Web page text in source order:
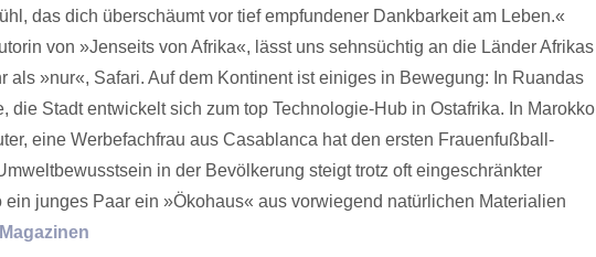
das dich überschäumt vor tief empfundener Dankbarkeit am Leben.«
von »Jenseits von Afrika«, lässt uns sehnsüchtig an die Länder Afrikas
als »nur«, Safari. Auf dem Kontinent ist einiges in Bewegung: In Ruandas
die Stadt entwickelt sich zum top Technologie-Hub in Ostafrika. In Marokko
eine Werbefachfrau aus Casablanca hat den ersten Frauenfußball-
in der Bevölkerung steigt trotz oft eingeschränkter
junges Paar ein »Ökohaus« aus vorwiegend natürlichen Materialien